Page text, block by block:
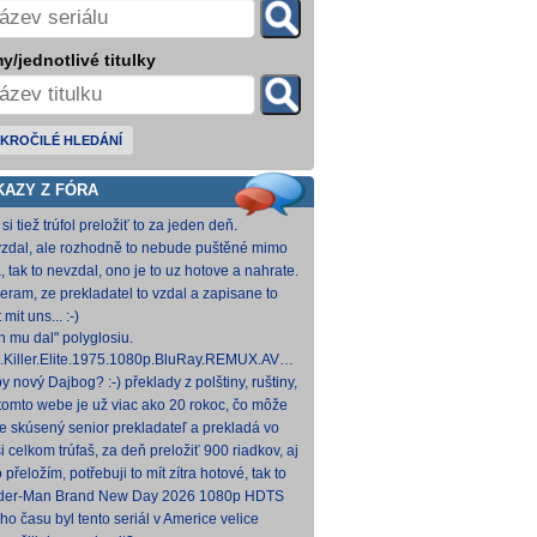
jednotlivé titulky
HLEDÁNÍ
Z FÓRA
si tiež trúfol preložiť to za jeden deň.
ale rozhodně to nebude puštěné mimo
Samozřejmě překladač.
tak to nevzdal, ono je to uz hotove a nahrate.
ze prekladatel to vzdal a zapisane to
mit uns... :-)
mu dal" polyglosiu.
[21,73 GB] Dnes na WS.
nový Dajbog? :-) překlady z polštiny, ruštiny,
francouzštiny, angličtiny (12-24 hod
webe je už viac ako 20 rokoc, čo môže
vyšší vek (pokojne aj nad 40, či 50).
skúsený senior prekladateľ a prekladá vo
pre Netflix, HBO a iné, nemal by to byť
celkom trúfaš, za deň preložiť 900 riadkov, aj
a nenáročných, plus úprava
přeložím, potřebuji to mít zítra hotové, tak to
rovnou hodim.
Man Brand New Day 2026 1080p HDTS
0 H 264-LMNTRY
času byl tento seriál v Americe velice